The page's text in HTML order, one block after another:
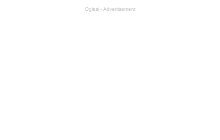
Oglasi - Advertisement